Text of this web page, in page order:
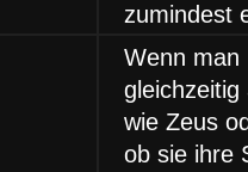
zumindest
Wenn man
wie Zeus
ob sie ihre